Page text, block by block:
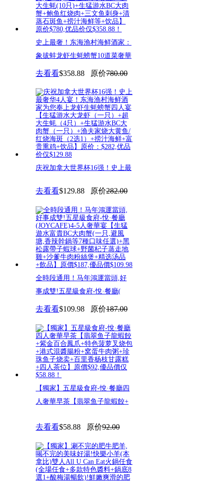
史上最奢！东海渔村海鲜酒家：
象拔蚌龙虾生蚝螃蟹10道菜奢華
去看看$358.88 原价780.00
庆祝加拿大世界杯16强！史上最
去看看$129.88 原价282.00
全時段通用！马年鴻運當頭,好
事成雙!五星級食府-悅·餐廳(
去看看$109.98 原价187.00
【獨家】五星級食府-悅·餐廳四
人奢華早茶【翡翠鱼子龍蝦餃+
去看看$58.88 原价92.00